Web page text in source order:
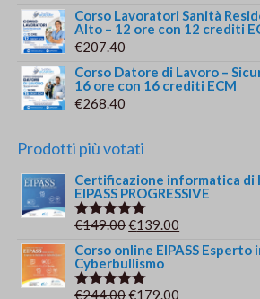
Corso Lavoratori Sanità
Alto – 12 ore con 12 crediti
€207.40
Corso Datore di Lavoro –
16 ore con 16 crediti ECM
€268.40
Prodotti più votati
Certificazione informatica di
EIPASS PROGRESSIVE
Valutato
€149.00Il
prezzo
originale
era:
€139.00
prezzo
Corso online EIPASS Esperto
Cyberbullismo
€244.00Il
€179.00